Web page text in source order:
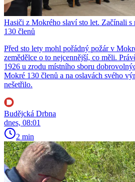
Hasiči z Mokrého slaví sto let. Začínali s
130 členů
Před sto lety mohl pořádný požár v
zemědělce o to nejcennější, co měli.
1926 u zrodu místního sboru
Mokré 130 členů a na oslavách svého
nešetřilo.
Budějcká Drbna
dnes, 08:01
2 min